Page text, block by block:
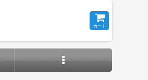
カート